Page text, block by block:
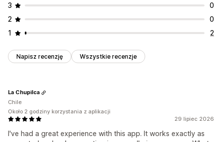
3
0
2
0
1
2
Napisz recenzję Wszystkie recenzje
29 lipiec 2026
I've had a great experience with this app. It works exactly as
La Chupilca
Chile
Około 2 godziny korzystania z aplikacji